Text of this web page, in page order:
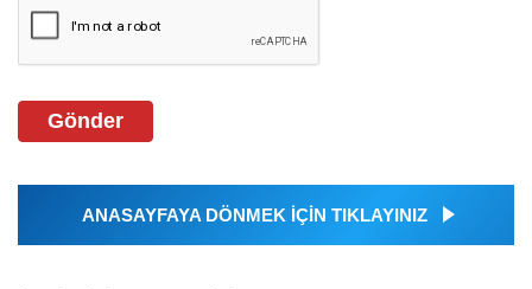
Gönder
ANASAYFAYA DÖNMEK İÇİN TIKLAYINIZ